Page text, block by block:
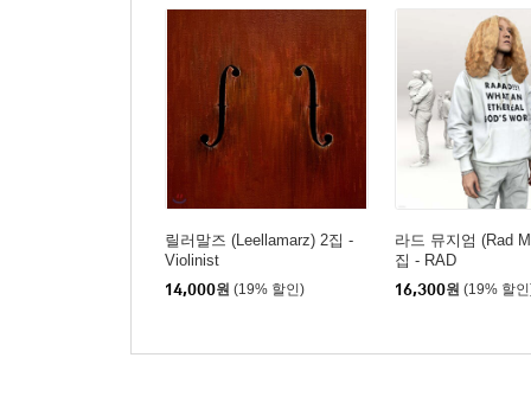
릴러말즈 (Leellamarz) 2집 -
Violinist
14,000원 (19% 할인)
라드 뮤지엄 (Rad
집 - RAD
16,300원 (19% 할